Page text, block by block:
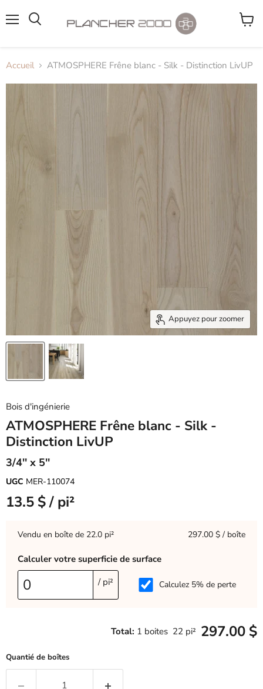
Accueil ATMOSPHERE Frêne blanc - Silk - Distinction LivUP
Appuyez pour zoomer
Bois d'ingénierie
ATMOSPHERE Frêne blanc - Silk -
Distinction LivUP
3/4'' x 5''
UGC MER-110074
13.5 $ / pi²
Vendu en boîte de 22.0 pi² 297.00 $ / boîte
Calculer votre superficie de surface
/ pi²
Calculez 5% de perte
Total: 1 boites 22 pi² 297.00 $
Quantié de boîtes